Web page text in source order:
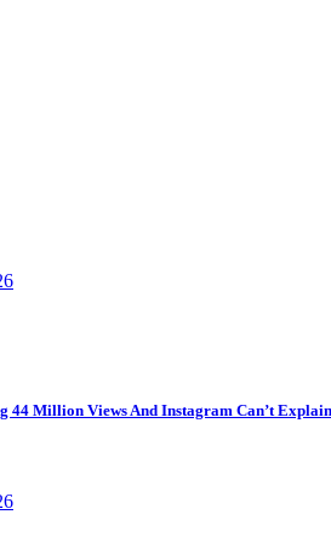
44 Million Views And Instagram Can’t